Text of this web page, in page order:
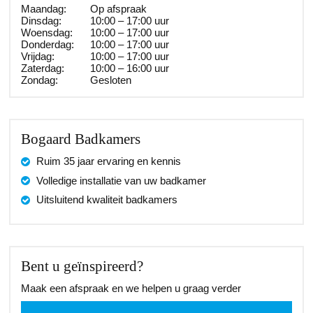
Maandag:
Op afspraak
Dinsdag:
10:00 – 17:00 uur
Woensdag:
10:00 – 17:00 uur
Donderdag:
10:00 – 17:00 uur
Vrijdag:
10:00 – 17:00 uur
Zaterdag:
10:00 – 16:00 uur
Zondag:
Gesloten
Bogaard Badkamers
Ruim 35 jaar ervaring en kennis
Volledige installatie van uw badkamer
Uitsluitend kwaliteit badkamers
Bent u geïnspireerd?
Maak een afspraak en we helpen u graag verder